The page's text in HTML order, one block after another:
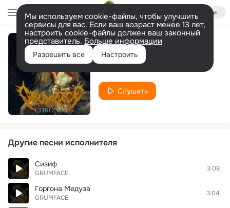
Войти
Мы используем cookie-файлы, чтобы улучшить
сервисы для вас. Если ваш возраст менее 13 лет,
настроить cookie-файлы должен ваш законный
представитель. Больше информации
Разрешить все Настроить
Спарта
Слушать
Другие песни исполнителя
Сизиф
GRUMFACE
3:08
Горгона Медуза
GRUMFACE
3:04